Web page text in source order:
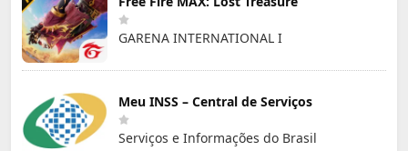
GARENA INTERNATIONAL I
Meu INSS – Central de Serviços
Serviços e Informações do Brasil